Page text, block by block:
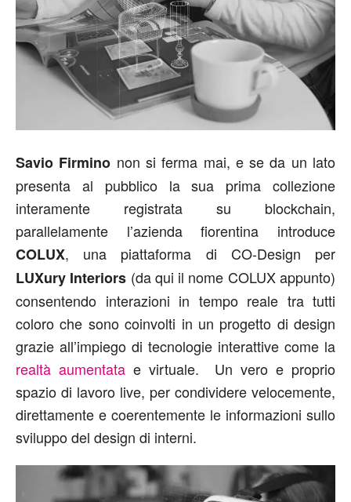
Savio Firmino non si ferma mai, e se da un lato
presenta al pubblico la sua prima collezione
interamente registrata su blockchain,
parallelamente l’azienda fiorentina introduce
COLUX, una piattaforma di CO-Design per
LUXury Interiors (da qui il nome COLUX appunto)
consentendo interazioni in tempo reale tra tutti
coloro che sono coinvolti in un progetto di design
grazie all’impiego di tecnologie interattive come la
realtà aumentata e virtuale. Un vero e proprio
spazio di lavoro live, per condividere velocemente,
direttamente e coerentemente le informazioni sullo
sviluppo del design di interni.